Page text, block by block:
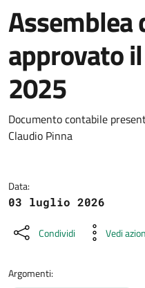
Assemblea
approvato
2025
Dettagli della
Documento contabile
Claudio Pinna
Data:
03 luglio 2026
Condividi Vedi
Argomenti: